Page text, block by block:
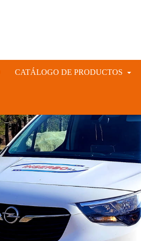
CATÁLOGO DE PRODUCTOS